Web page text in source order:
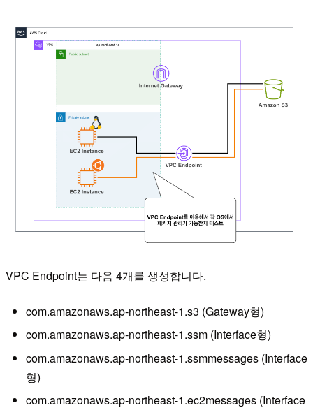
VPC Endpoint는 다음 4개를 생성합니다.
com.amazonaws.ap-northeast-1.s3 (Gateway형)
com.amazonaws.ap-northeast-1.ssm (Interface형)
com.amazonaws.ap-northeast-1.ssmmessages (Interface
형)
com.amazonaws.ap-northeast-1.ec2messages (Interface